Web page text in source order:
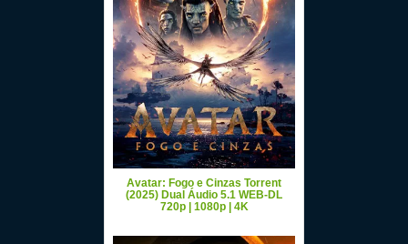
Avatar: Fogo e Cinzas Torrent
(2025) Dual Áudio 5.1 WEB-DL
720p | 1080p | 4K